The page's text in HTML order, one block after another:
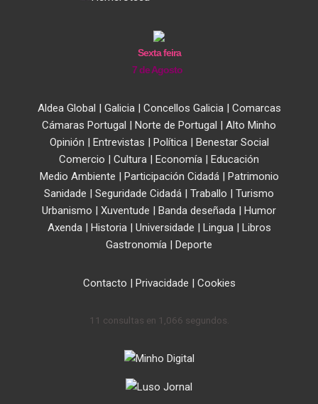
Sexta feira
7 de Agosto
Aldea Global | Galicia| Concellos Galicia| Comarcas
Cámaras Portugal | Norte de Portugal | Alto Minho
Opinión | Entrevistas | Política| Benestar Social
Comercio | Cultura | Economía | Educación
Medio Ambiente | Participación Cidadá| Patrimonio
Sanidade | Seguridade Cidadá | Traballo | Turismo
Urbanismo | Xuventude | Banda deseñada | Humor
Axenda| Historia| Universidade | Lingua| Libros
Gastronomía | Deporte
Contacto | Privacidade | Cookies
11 consultas en 1,066 segundos.